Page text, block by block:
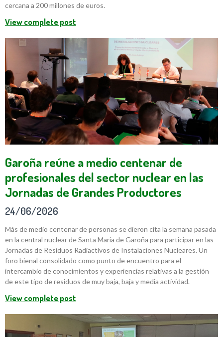
cercana a 200 millones de euros.
View complete post
Garoña reúne a medio centenar de
profesionales del sector nuclear en las
Jornadas de Grandes Productores
24/06/2026
Más de medio centenar de personas se dieron cita la semana pasada
en la central nuclear de Santa María de Garoña para participar en las
Jornadas de Residuos Radiactivos de Instalaciones Nucleares. Un
foro bienal consolidado como punto de encuentro para el
intercambio de conocimientos y experiencias relativas a la gestión
de este tipo de residuos de muy baja, baja y media actividad.
View complete post